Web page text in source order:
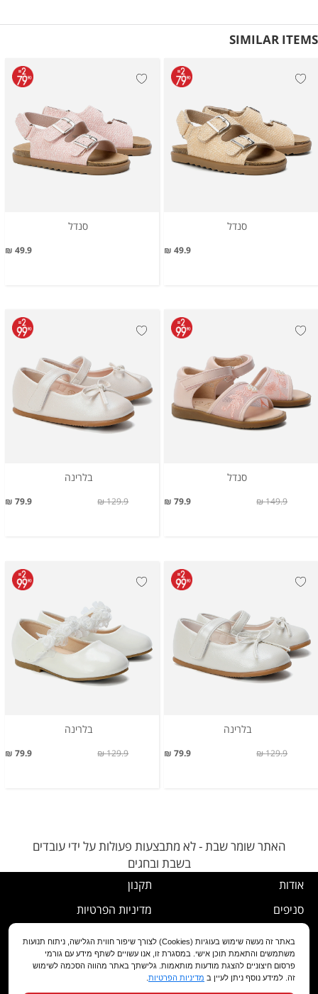
SIMILAR ITEMS
סנדל
49.9 ₪
סנדל
49.9 ₪
סנדל
79.9 ₪ 149.9 ₪
בלרינה
79.9 ₪ 129.9 ₪
בלרינה
79.9 ₪ 129.9 ₪
בלרינה
79.9 ₪ 129.9 ₪
האתר שומר שבת - לא מתבצעות פעולות על ידי עובדים
בשבת ובחגים
אודות
סניפים
שירות לקוחות
מועדון לקוחות
תקנון
מדיניות הפרטיות
נוהל ביטול עסקה
מדיניות החלפה/החזרה/ביטול
הצהרת נגישות
באתר זה נעשה שימוש בעוגיות (Cookies) לצורך שיפור חווית הגלישה, ניתוח תנועות
משתמשים והתאמת תוכן אישי. במסגרת זו, אנו עשויים לשתף מידע עם גורמי
פרסום חיצוניים להצגת מודעות מותאמות. גלישתך באתר מהווה הסכמה לשימוש
זה. למידע נוסף ניתן לעיין ב מדיניות הפרטיות